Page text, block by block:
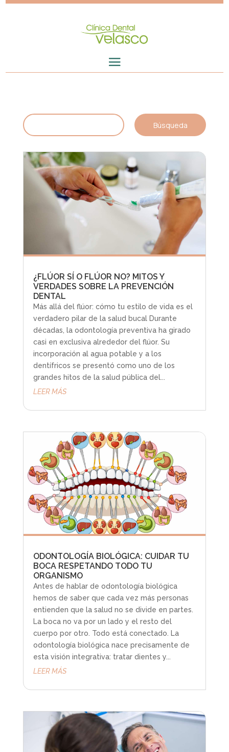
¿FLÚOR SÍ O FLÚOR NO? MITOS Y
VERDADES SOBRE LA PREVENCIÓN
DENTAL
Más allá del flúor: cómo tu estilo de vida es el
verdadero pilar de la salud bucal Durante
décadas, la odontología preventiva ha girado
casi en exclusiva alrededor del flúor. Su
incorporación al agua potable y a los
dentífricos se presentó como uno de los
grandes hitos de la salud pública del...
LEER MÁS
ODONTOLOGÍA BIOLÓGICA: CUIDAR TU
BOCA RESPETANDO TODO TU
ORGANISMO
Antes de hablar de odontología biológica
hemos de saber que cada vez más personas
entienden que la salud no se divide en partes.
La boca no va por un lado y el resto del
cuerpo por otro. Todo está conectado. La
odontología biológica nace precisamente de
esta visión integrativa: tratar dientes y...
LEER MÁS